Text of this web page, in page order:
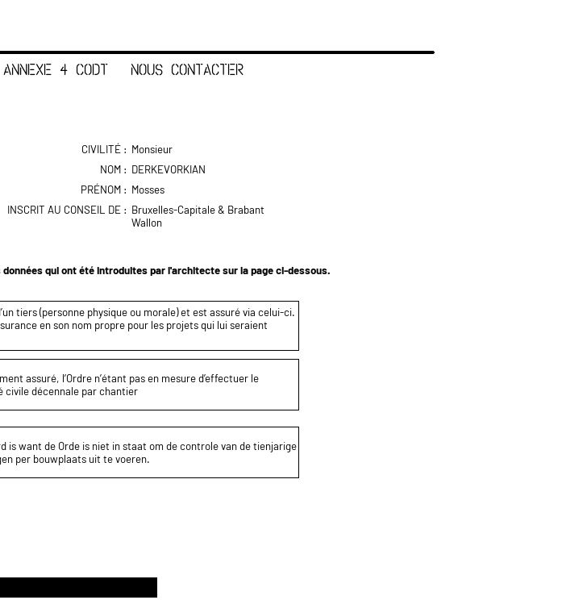
ANNEXE 4 CODT NOUS CONTACTER
CIVILITÉ : Monsieur
NOM : DERKEVORKIAN
PRÉNOM : Mosses
INSCRIT AU CONSEIL DE : Bruxelles-Capitale & Brabant
Wallon
qui ont été introduites par l'architecte sur la page ci-dessous.
tiers (personne physique ou morale) et est assuré via celui-ci.
en son nom propre pour les projets qui lui seraient
assuré, l’Ordre n’étant pas en mesure d’effectuer le
civile décennale par chantier
is want de Orde is niet in staat om de controle van de tienjarige
per bouwplaats uit te voeren.